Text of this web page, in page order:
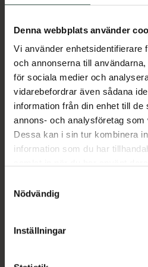
Denna webbplats använder
Vi använder enhetsidentifierare
och annonserna till
för sociala medier och
vidarebefordrar även sådana
information från din enhet till de
annons- och analysföretag
Dessa kan i sin tur kombinera
information som du har
återkalla ditt samtycke via
cookieinställningar. Ett
lagligheten av behandling som
Nödvändig
Inställningar
vårdande ingredienserna
naglarna är vackert
Jämförpris 9000 kr/l
EAN:07340074735372
Kategorier:
Händer och fötter
Naglar Naglar
Veganskt smink